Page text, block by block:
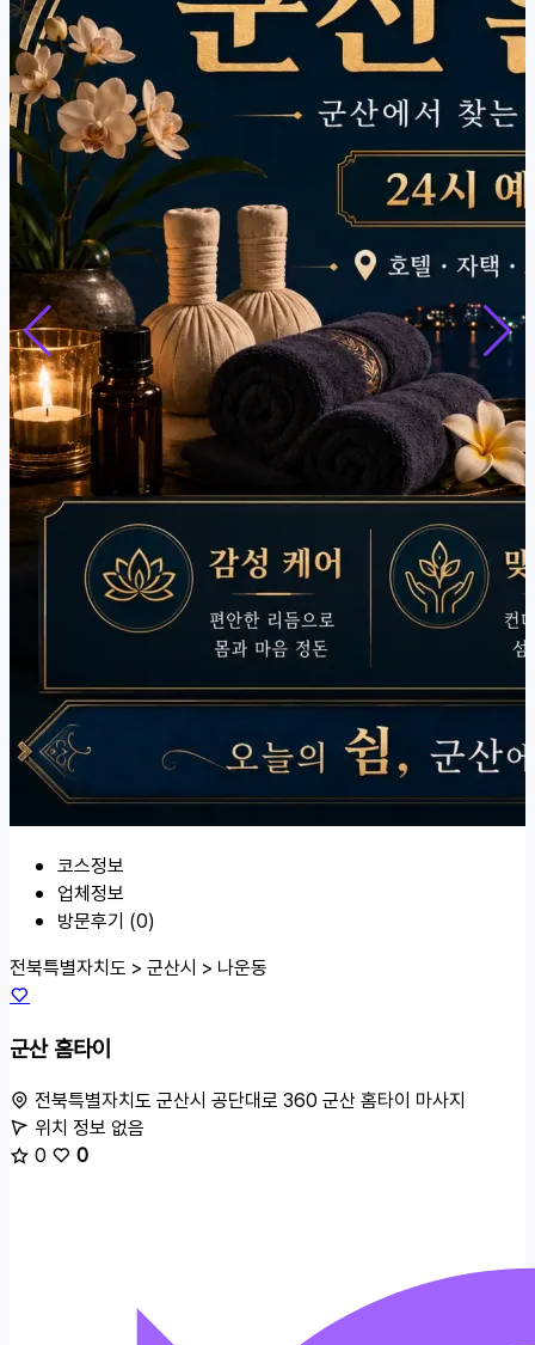
코스정보
업체정보
방문후기 (0)
전북특별자치도 > 군산시 > 나운동
군산 홈타이
전북특별자치도 군산시 공단대로 360 군산 홈타이 마사지
위치 정보 없음
0
0